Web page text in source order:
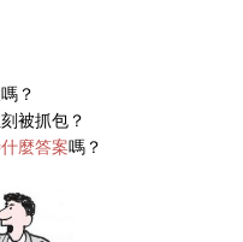
嗎？
被抓包？
麼答案嗎？